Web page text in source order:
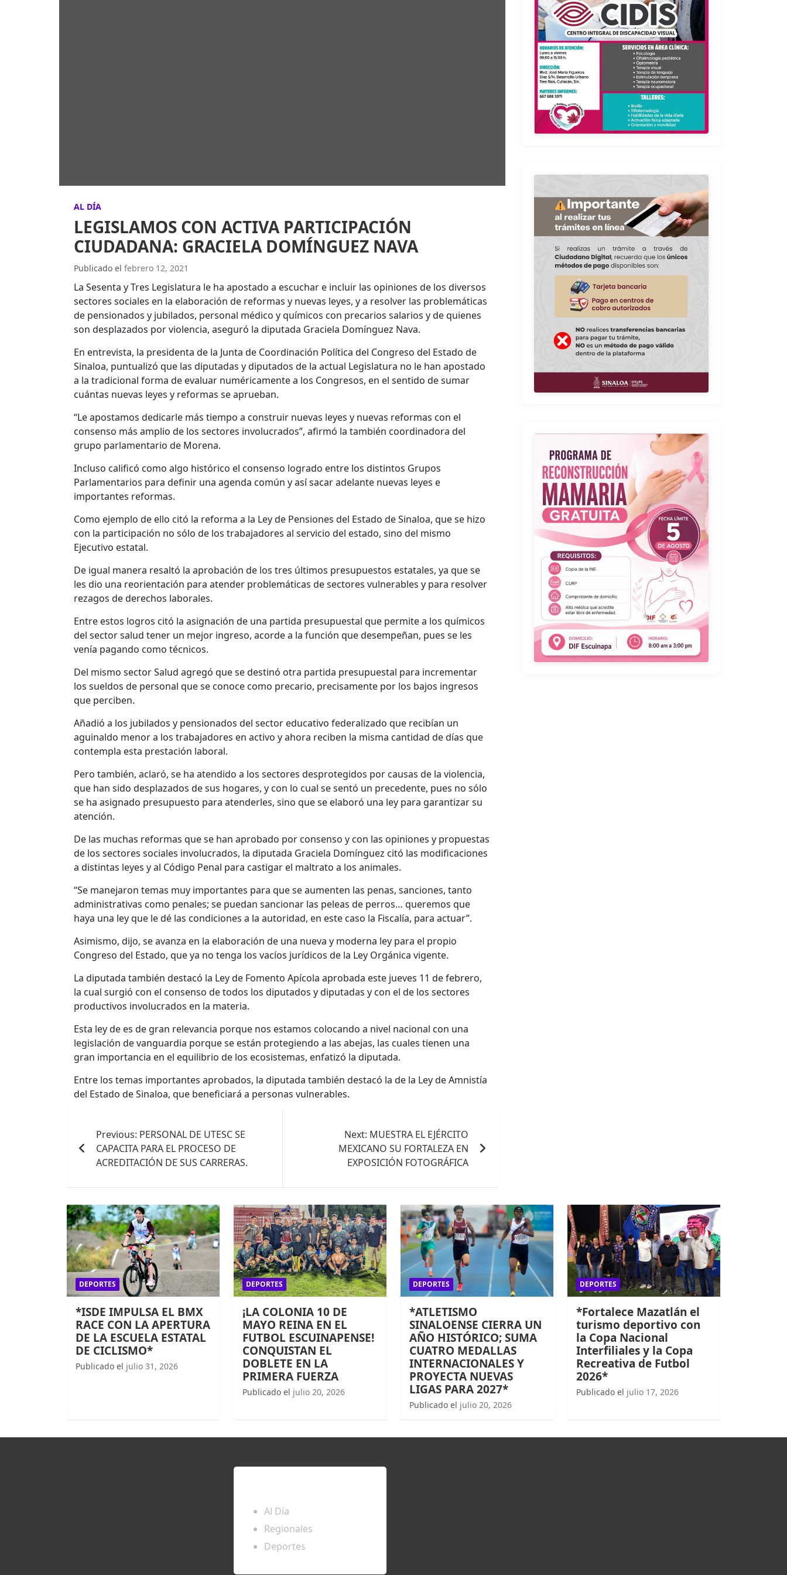
AL DÍA
LEGISLAMOS CON ACTIVA PARTICIPACIÓN
CIUDADANA: GRACIELA DOMÍNGUEZ NAVA
Publicado el febrero 12, 2021
La Sesenta y Tres Legislatura le ha apostado a escuchar e incluir las opiniones de los diversos
sectores sociales en la elaboración de reformas y nuevas leyes, y a resolver las problemáticas
de pensionados y jubilados, personal médico y químicos con precarios salarios y de quienes
son desplazados por violencia, aseguró la diputada Graciela Domínguez Nava.
En entrevista, la presidenta de la Junta de Coordinación Política del Congreso del Estado de
Sinaloa, puntualizó que las diputadas y diputados de la actual Legislatura no le han apostado
a la tradicional forma de evaluar numéricamente a los Congresos, en el sentido de sumar
cuántas nuevas leyes y reformas se aprueban.
“Le apostamos dedicarle más tiempo a construir nuevas leyes y nuevas reformas con el
consenso más amplio de los sectores involucrados”, afirmó la también coordinadora del
grupo parlamentario de Morena.
Incluso calificó como algo histórico el consenso logrado entre los distintos Grupos
Parlamentarios para definir una agenda común y así sacar adelante nuevas leyes e
importantes reformas.
Como ejemplo de ello citó la reforma a la Ley de Pensiones del Estado de Sinaloa, que se hizo
con la participación no sólo de los trabajadores al servicio del estado, sino del mismo
Ejecutivo estatal.
De igual manera resaltó la aprobación de los tres últimos presupuestos estatales, ya que se
les dio una reorientación para atender problemáticas de sectores vulnerables y para resolver
rezagos de derechos laborales.
Entre estos logros citó la asignación de una partida presupuestal que permite a los químicos
del sector salud tener un mejor ingreso, acorde a la función que desempeñan, pues se les
venía pagando como técnicos.
Del mismo sector Salud agregó que se destinó otra partida presupuestal para incrementar
los sueldos de personal que se conoce como precario, precisamente por los bajos ingresos
que perciben.
Añadió a los jubilados y pensionados del sector educativo federalizado que recibían un
aguinaldo menor a los trabajadores en activo y ahora reciben la misma cantidad de días que
contempla esta prestación laboral.
Pero también, aclaró, se ha atendido a los sectores desprotegidos por causas de la violencia,
que han sido desplazados de sus hogares, y con lo cual se sentó un precedente, pues no sólo
se ha asignado presupuesto para atenderles, sino que se elaboró una ley para garantizar su
atención.
De las muchas reformas que se han aprobado por consenso y con las opiniones y propuestas
de los sectores sociales involucrados, la diputada Graciela Domínguez citó las modificaciones
a distintas leyes y al Código Penal para castigar el maltrato a los animales.
“Se manejaron temas muy importantes para que se aumenten las penas, sanciones, tanto
administrativas como penales; se puedan sancionar las peleas de perros… queremos que
haya una ley que le dé las condiciones a la autoridad, en este caso la Fiscalía, para actuar”.
Asimismo, dijo, se avanza en la elaboración de una nueva y moderna ley para el propio
Congreso del Estado, que ya no tenga los vacíos jurídicos de la Ley Orgánica vigente.
La diputada también destacó la Ley de Fomento Apícola aprobada este jueves 11 de febrero,
la cual surgió con el consenso de todos los diputados y diputadas y con el de los sectores
productivos involucrados en la materia.
Esta ley de es de gran relevancia porque nos estamos colocando a nivel nacional con una
legislación de vanguardia porque se están protegiendo a las abejas, las cuales tienen una
gran importancia en el equilibrio de los ecosistemas, enfatizó la diputada.
Entre los temas importantes aprobados, la diputada también destacó la de la Ley de Amnistía
del Estado de Sinaloa, que beneficiará a personas vulnerables.
de
entradas
Previous: PERSONAL DE UTESC SE
CAPACITA PARA EL PROCESO DE
ACREDITACIÓN DE SUS CARRERAS.
Next: MUESTRA EL EJÉRCITO
MEXICANO SU FORTALEZA EN
EXPOSICIÓN FOTOGRÁFICA
DEPORTES
*ISDE IMPULSA EL BMX
RACE CON LA APERTURA
DE LA ESCUELA ESTATAL
DE CICLISMO*
Publicado el julio 31, 2026
DEPORTES
¡LA COLONIA 10 DE
MAYO REINA EN EL
FUTBOL ESCUINAPENSE!
CONQUISTAN EL
DOBLETE EN LA
PRIMERA FUERZA
Publicado el julio 20, 2026
DEPORTES
*ATLETISMO
SINALOENSE CIERRA UN
AÑO HISTÓRICO; SUMA
CUATRO MEDALLAS
INTERNACIONALES Y
PROYECTA NUEVAS
LIGAS PARA 2027*
Publicado el julio 20, 2026
DEPORTES
*Fortalece Mazatlán el
turismo deportivo con
la Copa Nacional
Interfiliales y la Copa
Recreativa de Futbol
2026*
Publicado el julio 17, 2026
Al Día
Regionales
Deportes